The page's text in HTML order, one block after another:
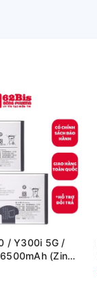
/ Y300i 5G /
(Zin